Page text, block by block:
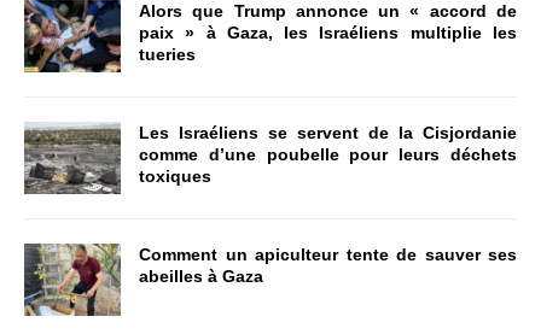
Alors que Trump annonce un « accord de
paix » à Gaza, les Israéliens multiplie les
tueries
Les Israéliens se servent de la Cisjordanie
comme d’une poubelle pour leurs déchets
toxiques
Comment un apiculteur tente de sauver ses
abeilles à Gaza